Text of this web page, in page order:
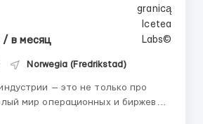
/ в месяц
Norwegia (Fredrikstad)
— это не только про
мир операционных и биржевых